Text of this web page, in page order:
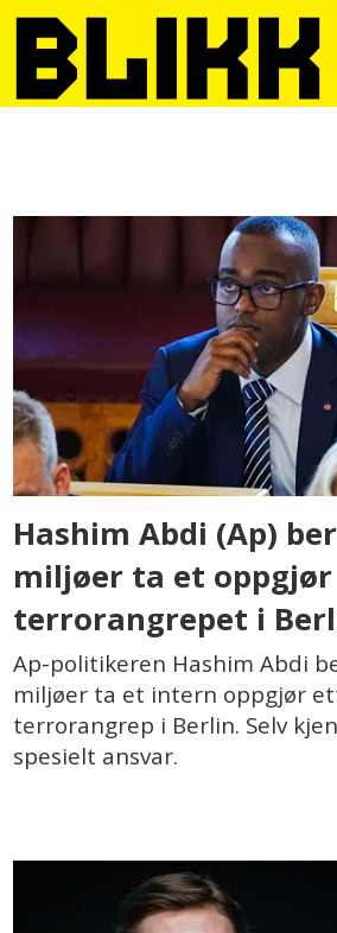
ola
svenneby
Hashim Abdi (Ap)
miljøer ta et
terrorangrepet i
Ap-politikeren Hashim Abdi
miljøer ta et intern oppgjør
terrorangrep i Berlin. Selv
spesielt ansvar.